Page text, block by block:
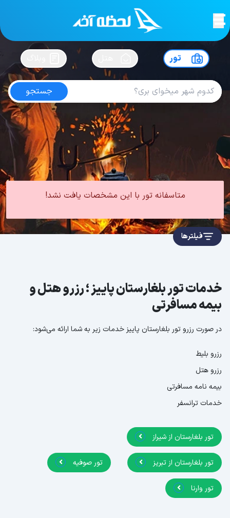
لحظه آخرسفرت رو بساز !
تور
جستجو
تور بلغارستان پاییز
امتیاز5 از5| از100 کاربر
لحظه آخر تور بلغارستان تور بلغارستان پاییز
متاسفانه تور با این مشخصات یافت نشد!
فیلترها
خدمات تور بلغارستان پاییز ؛ رزرو هتل و
بیمه مسافرتی
در صورت رزرو تور بلغارستان پاییز خدمات زیر به شما ارائه می‌شود:
رزرو بلیط
رزرو هتل
بیمه نامه مسافرتی
خدمات ترانسفر
تور بلغارستان از شیراز
تور بلغارستان از تبریز تور صوفیه
تور وارنا